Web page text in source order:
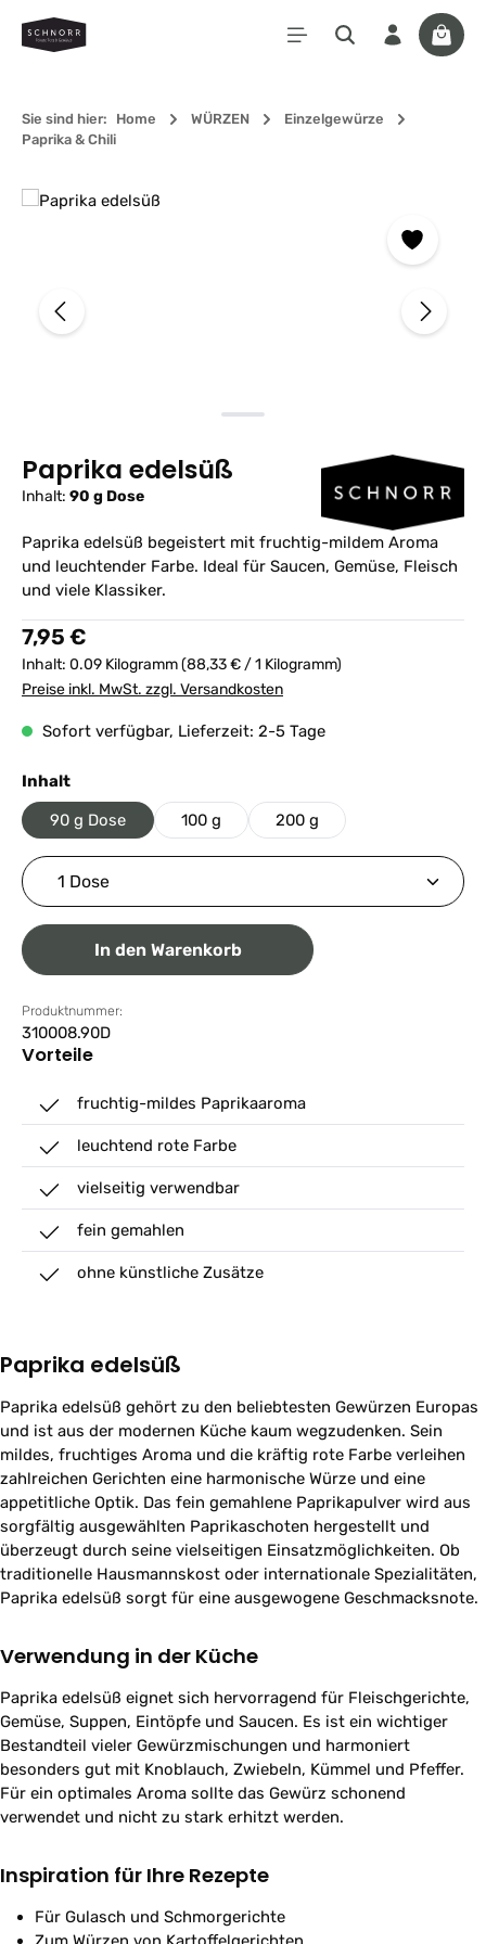
Zum Hauptinhalt springen
Sie sind hier: Home WÜRZEN
Einzelgewürze
Paprika & Chili
Bildergalerie überspringen
Paprika edelsüß
Inhalt: 90 g Dose
Paprika edelsüß begeistert mit fruchtig-mildem Aroma
und leuchtender Farbe. Ideal für Saucen, Gemüse, Fleisch
und viele Klassiker.
Regulärer Preis:
7,95 €
Inhalt: 0.09 Kilogramm(88,33 € / 1 Kilogramm)
Preise inkl. MwSt. zzgl. Versandkosten
Sofort verfügbar, Lieferzeit: 2-5 Tage
Inhaltauswählen
90 g Dose 100 g 200 g
Produkt Anzahl: Gib den gewünschten Wert ein
In den Warenkorb
Produktnummer:
310008.90D
Vorteile
fruchtig-mildes Paprikaaroma
leuchtend rote Farbe
vielseitig verwendbar
fein gemahlen
ohne künstliche Zusätze
Paprika edelsüß
Paprika edelsüß gehört zu den beliebtesten Gewürzen Europas
und ist aus der modernen Küche kaum wegzudenken. Sein
mildes, fruchtiges Aroma und die kräftig rote Farbe verleihen
zahlreichen Gerichten eine harmonische Würze und eine
appetitliche Optik. Das fein gemahlene Paprikapulver wird aus
sorgfältig ausgewählten Paprikaschoten hergestellt und
überzeugt durch seine vielseitigen Einsatzmöglichkeiten. Ob
traditionelle Hausmannskost oder internationale Spezialitäten,
Paprika edelsüß sorgt für eine ausgewogene Geschmacksnote.
Verwendung in der Küche
Paprika edelsüß eignet sich hervorragend für Fleischgerichte,
Gemüse, Suppen, Eintöpfe und Saucen. Es ist ein wichtiger
Bestandteil vieler Gewürzmischungen und harmoniert
besonders gut mit Knoblauch, Zwiebeln, Kümmel und Pfeffer.
Für ein optimales Aroma sollte das Gewürz schonend
verwendet und nicht zu stark erhitzt werden.
Inspiration für Ihre Rezepte
Für Gulasch und Schmorgerichte